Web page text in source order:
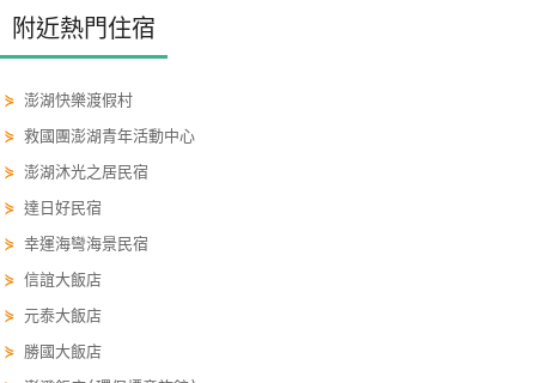
紅
查
詢
訂
房
Q&A
國
旅
附近熱門住宿
⋟澎湖快樂渡假村
⋟救國團澎湖青年活動中心
⋟澎湖沐光之居民宿
⋟達日好民宿
⋟幸運海彎海景民宿
⋟信誼大飯店
⋟元泰大飯店
⋟
勝國大飯店